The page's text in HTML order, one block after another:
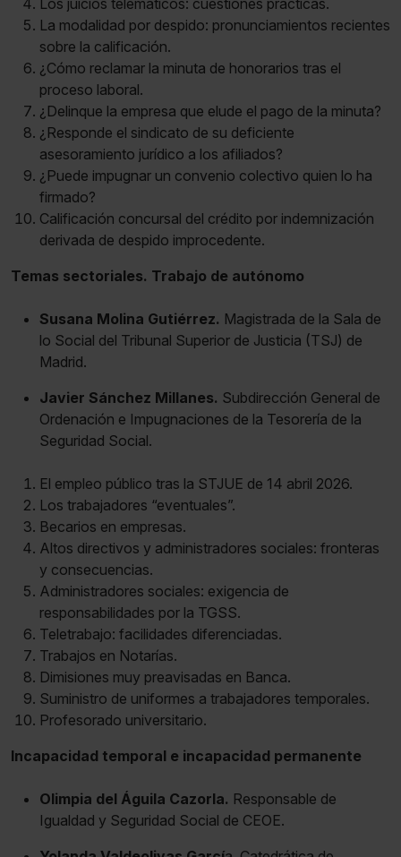
Los juicios telemáticos: cuestiones prácticas.
La modalidad por despido: pronunciamientos recientes
sobre la calificación.
¿Cómo reclamar la minuta de honorarios tras el
proceso laboral.
¿Delinque la empresa que elude el pago de la minuta?
¿Responde el sindicato de su deficiente
asesoramiento jurídico a los afiliados?
¿Puede impugnar un convenio colectivo quien lo ha
firmado?
Calificación concursal del crédito por indemnización
derivada de despido improcedente.
Temas sectoriales. Trabajo de autónomo
Susana Molina Gutiérrez. Magistrada de la Sala de
lo Social del Tribunal Superior de Justicia (TSJ) de
Madrid.
Javier Sánchez Millanes. Subdirección General de
Ordenación e Impugnaciones de la Tesorería de la
Seguridad Social.
El empleo público tras la STJUE de 14 abril 2026.
Los trabajadores “eventuales”.
Becarios en empresas.
Altos directivos y administradores sociales: fronteras
y consecuencias.
Administradores sociales: exigencia de
responsabilidades por la TGSS.
Teletrabajo: facilidades diferenciadas.
Trabajos en Notarías.
Dimisiones muy preavisadas en Banca.
Suministro de uniformes a trabajadores temporales.
Profesorado universitario.
Incapacidad temporal e incapacidad permanente
Olimpia del Águila Cazorla. Responsable de
Igualdad y Seguridad Social de CEOE.